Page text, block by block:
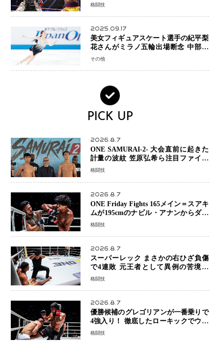
ョンか混迷続く
格闘技
2025.09.17
美女フィギュアスケート選手の紀平梨
花さんがミラノ五輪出場断念 中部選
手権欠場を発表「安全最優先の判断」
その他
PICK UP
2026.8.7
ONE SAMURAI-2- 大会直前に起きた
計量の波紋 笠原弘希ら注目ファイタ
ーは契約体重で決戦へ、山本歩夢と平
格闘技
2026.8.7
ONE Friday Fights 165メイン＝スアキ
ムが195cmのナビル・アナンからダウ
ン奪取！猛反撃を耐え抜き判定勝利、
格闘技
2026.8.7
スーパーレック まさかの右ひざ負傷
で4連敗 元王者として異例の苦境…
「アクシデント」でも消えない危険信
格闘技
2026.8.7
優勝候補のグレゴリアンが一番乗りで
4強入り！ 徹底したローキックでウス
ビャンを攻略、判定勝利
格闘技